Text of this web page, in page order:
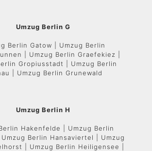
Umzug Berlin G
Berlin Gatow | Umzug Berlin
| Umzug Berlin Graefekiez |
Gropiusstadt | Umzug Berlin
| Umzug Berlin Grunewald
Umzug Berlin H
Hakenfelde | Umzug Berlin
Berlin Hansaviertel | Umzug
| Umzug Berlin Heiligensee |